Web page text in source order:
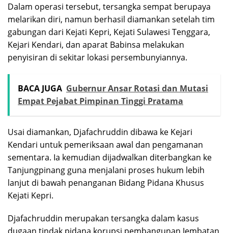
Dalam operasi tersebut, tersangka sempat berupaya
melarikan diri, namun berhasil diamankan setelah tim
gabungan dari Kejati Kepri, Kejati Sulawesi Tenggara,
Kejari Kendari, dan aparat Babinsa melakukan
penyisiran di sekitar lokasi persembunyiannya.
BACA JUGA Gubernur Ansar Rotasi dan Mutasi
Empat Pejabat Pimpinan Tinggi Pratama
Usai diamankan, Djafachruddin dibawa ke Kejari
Kendari untuk pemeriksaan awal dan pengamanan
sementara. Ia kemudian dijadwalkan diterbangkan ke
Tanjungpinang guna menjalani proses hukum lebih
lanjut di bawah penanganan Bidang Pidana Khusus
Kejati Kepri.
Djafachruddin merupakan tersangka dalam kasus
dugaan tindak pidana korupsi pembangunan Jembatan